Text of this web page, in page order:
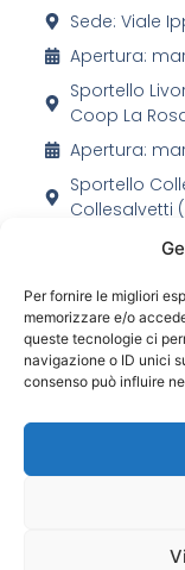
Per fornire le migliori
memorizzare e/o
queste tecnologie ci
navigazione o ID unici
consenso può influire
Sede: Viale
Apertura:
Sportello
Coop La
Apertura:
Sportello
Collesalvetti
Apertura:
C.F. 92090420495